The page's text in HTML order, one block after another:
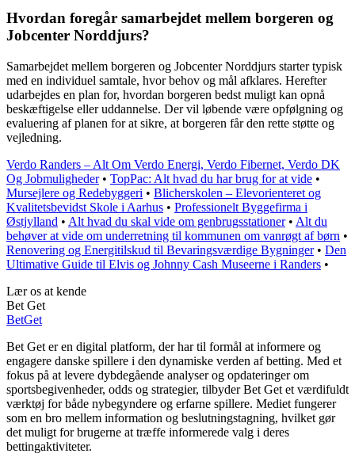
Hvordan foregår samarbejdet mellem borgeren og
Jobcenter Norddjurs?
Samarbejdet mellem borgeren og Jobcenter Norddjurs starter typisk
med en individuel samtale, hvor behov og mål afklares. Herefter
udarbejdes en plan for, hvordan borgeren bedst muligt kan opnå
beskæftigelse eller uddannelse. Der vil løbende være opfølgning og
evaluering af planen for at sikre, at borgeren får den rette støtte og
vejledning.
Verdo Randers – Alt Om Verdo Energi, Verdo Fibernet, Verdo DK
Og Jobmuligheder• TopPac: Alt hvad du har brug for at vide •
Mursejlere og Redebyggeri • Blicherskolen – Elevorienteret og
Kvalitetsbevidst Skole i Aarhus • Professionelt Byggefirma i
Østjylland • Alt hvad du skal vide om genbrugsstationer• Alt du
behøver at vide om underretning til kommunen om vanrøgt af børn •
Renovering og Energitilskud til Bevaringsværdige Bygninger• Den
Ultimative Guide til Elvis og Johnny Cash Museerne i Randers •
Lær os at kende
Bet Get
BetGet
Bet Get er en digital platform, der har til formål at informere og
engagere danske spillere i den dynamiske verden af betting. Med et
fokus på at levere dybdegående analyser og opdateringer om
sportsbegivenheder, odds og strategier, tilbyder Bet Get et værdifuldt
værktøj for både nybegyndere og erfarne spillere. Mediet fungerer
som en bro mellem information og beslutningstagning, hvilket gør
det muligt for brugerne at træffe informerede valg i deres
bettingaktiviteter.